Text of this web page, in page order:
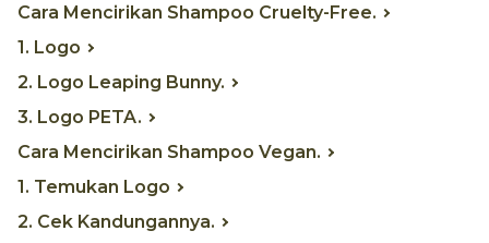
Cara Mencirikan Shampoo Cruelty-Free.
1. Logo
2. Logo Leaping Bunny.
3. Logo PETA.
Cara Mencirikan Shampoo Vegan.
1. Temukan Logo
2. Cek Kandungannya.